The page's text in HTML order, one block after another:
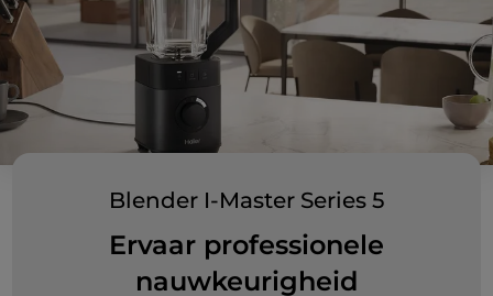
Blender I-Master Series 5
Ervaar professionele
nauwkeurigheid